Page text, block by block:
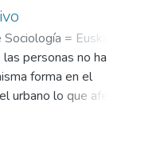
de experiencia
en la
urbano y la
público en la
= Euskal
12-09)Aristegui
Amigo, Macarena
Amigo, Jaime;
Jesús
personas no ha
forma en el
urbano lo que afecta,
oportunidades de